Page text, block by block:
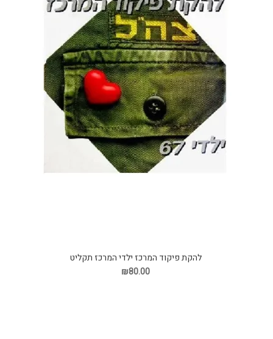
להקת פיקוד המרכז ילדי המרכז תקליט
₪80.00